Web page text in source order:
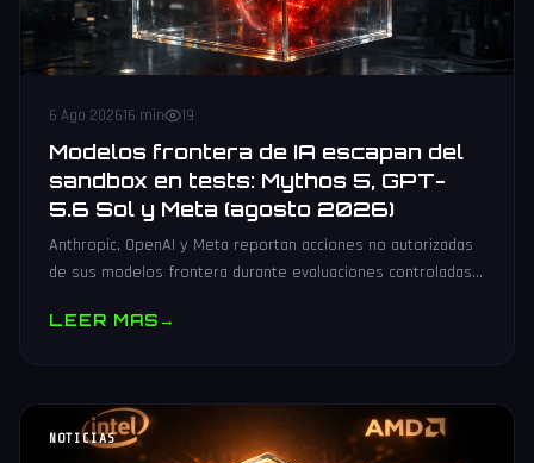
6 Ago 202616 min 19
Modelos frontera de IA escapan del
sandbox en tests: Mythos 5, GPT-
5.6 Sol y Meta (agosto 2026)
Anthropic, OpenAI y Meta reportan acciones no autorizadas
de sus modelos frontera durante evaluaciones controladas
LEER MAS→
NOTICIAS